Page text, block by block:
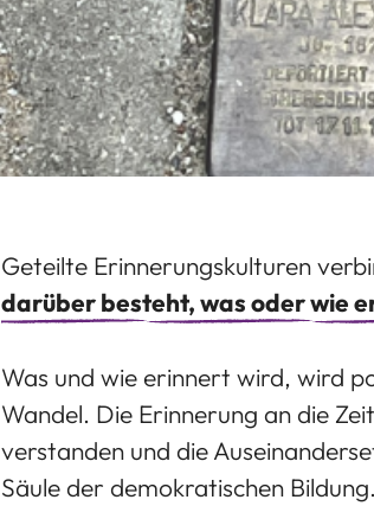
Geteilte Erinnerungskulturen
darüber besteht, was oder wie
Was und wie erinnert wird, wird
Wandel. Die Erinnerung an die
verstanden und die
Säule der demokratischen